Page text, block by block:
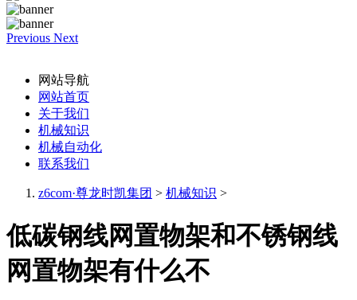
Previous Next
网站导航
网站首页
关于我们
机械知识
机械自动化
联系我们
z6com·尊龙时凯集团 > 机械知识 >
低碳钢线网置物架和不锈钢线
网置物架有什么不